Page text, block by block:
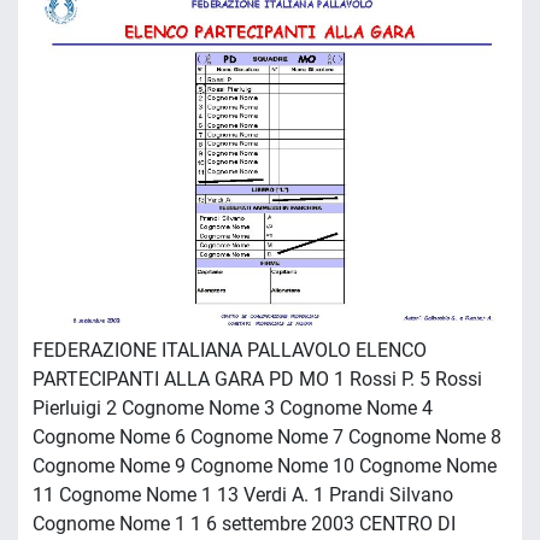
FEDERAZIONE ITALIANA PALLAVOLO ELENCO
PARTECIPANTI ALLA GARA PD MO 1 Rossi P. 5 Rossi
Pierluigi 2 Cognome Nome 3 Cognome Nome 4
Cognome Nome 6 Cognome Nome 7 Cognome Nome 8
Cognome Nome 9 Cognome Nome 10 Cognome Nome
11 Cognome Nome 1 13 Verdi A. 1 Prandi Silvano
Cognome Nome 1 1 6 settembre 2003 CENTRO DI